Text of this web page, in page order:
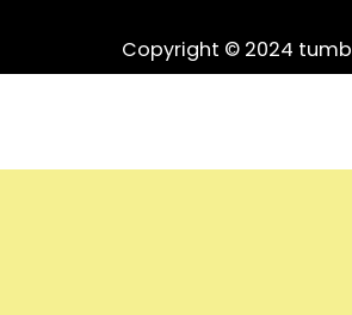
Copyright © 2024